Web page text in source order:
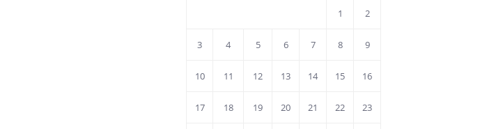
1 2
3 4 5 6 7 8 9
10 11 12 13 14 15 16
17 18 19 20 21 22 23